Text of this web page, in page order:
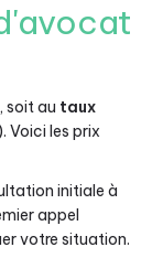
, soit au taux
Voici les prix
initiale à
appel
votre situation.